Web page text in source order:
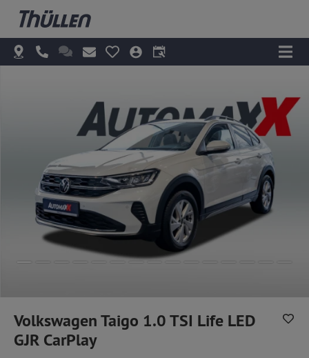
Volkswagen Taigo 1.0 TSI Life LED
GJR CarPlay